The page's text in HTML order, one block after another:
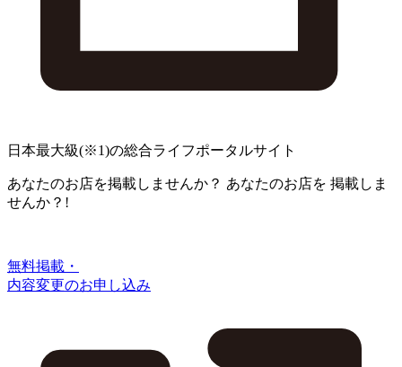
日本最大級(※1)の総合ライフポータルサイト
あなたのお店を掲載しませんか？ あなたのお店を 掲載しま
せんか？!
無料掲載・
内容変更のお申し込み